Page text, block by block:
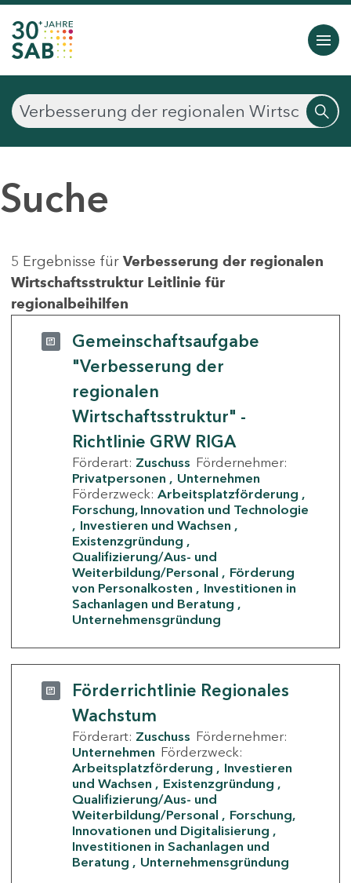
Suche
5 Ergebnisse für Verbesserung der regionalen
Wirtschaftsstruktur Leitlinie für
regionalbeihilfen
Gemeinschaftsaufgabe
"Verbesserung der
regionalen
Wirtschaftsstruktur" -
Richtlinie GRW RIGA
Förderart: Zuschuss Fördernehmer:
Privatpersonen
Unternehmen
Förderzweck: Arbeitsplatzförderung
Forschung, Innovation und Technologie
Investieren und Wachsen
Existenzgründung
Qualifizierung/Aus- und
Weiterbildung/Personal
Förderung
von Personalkosten
Investitionen in
Sachanlagen und Beratung
Unternehmensgründung
Förderrichtlinie Regionales
Wachstum
Förderart: Zuschuss Fördernehmer:
Unternehmen Förderzweck:
Arbeitsplatzförderung
Investieren
und Wachsen
Existenzgründung
Qualifizierung/Aus- und
Weiterbildung/Personal
Forschung,
Innovationen und Digitalisierung
Investitionen in Sachanlagen und
Beratung
Unternehmensgründung